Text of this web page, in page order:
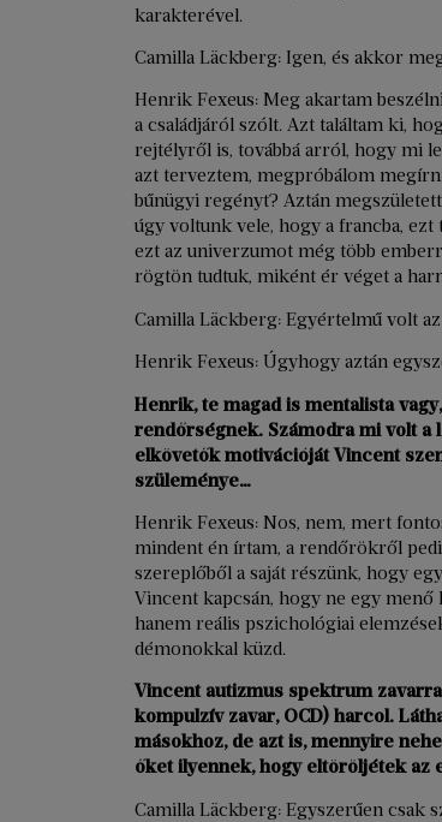
karakterével.
Camilla Läckberg: Igen, és akkor
Henrik Fexeus: Meg akartam
a családjáról szólt. Azt találtam ki,
rejtélyről is, továbbá arról, hogy mi
azt terveztem, megpróbálom
bűnügyi regényt? Aztán
úgy voltunk vele, hogy a francba,
ezt az univerzumot még több
rögtön tudtuk, miként ér véget a
Camilla Läckberg: Egyértelmű volt
Henrik Fexeus: Úgyhogy aztán
Henrik, te magad is mentalista
rendőrségnek. Számodra mi volt a
elkövetők motivációját Vincent
szüleménye…
Henrik Fexeus: Nos, nem, mert
mindent én írtam, a rendőrökről
szereplőből a saját részünk, hogy
Vincent kapcsán, hogy ne egy
hanem reális pszichológiai
démonokkal küzd.
Vincent autizmus spektrum
kompulzív zavar, OCD) harcol.
másokhoz, de azt is, mennyire
őket ilyennek, hogy eltöröljétek az
Camilla Läckberg: Egyszerűen csak